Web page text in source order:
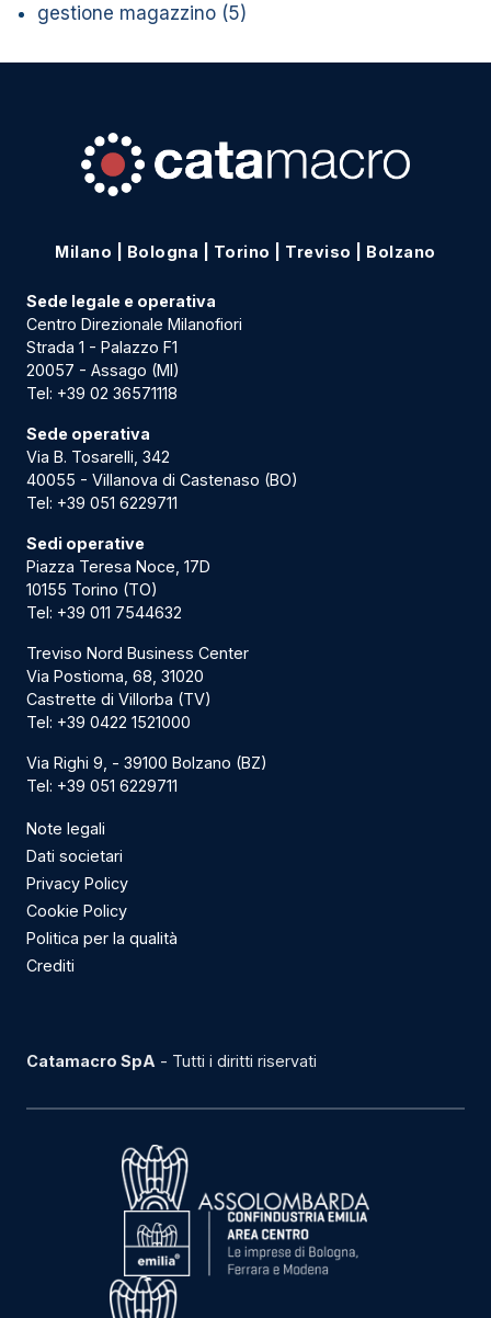
gestione magazzino (5)
Milano Bologna Torino Treviso Bolzano
Sede legale e operativa
Centro Direzionale Milanofiori
Strada 1 - Palazzo F1
20057 - Assago (MI)
Tel: +39 02 36571118
Sede operativa
Via B. Tosarelli, 342
40055 - Villanova di Castenaso (BO)
Tel: +39 051 6229711
Sedi operative
Piazza Teresa Noce, 17D
10155 Torino (TO)
Tel: +39 011 7544632
Treviso Nord Business Center
Via Postioma, 68, 31020
Castrette di Villorba (TV)
Tel: +39 0422 1521000
Via Righi 9, - 39100 Bolzano (BZ)
Tel: +39 051 6229711
Note legali
Dati societari
Privacy Policy
Cookie Policy
Politica per la qualità
Crediti
Catamacro SpA - Tutti i diritti riservati